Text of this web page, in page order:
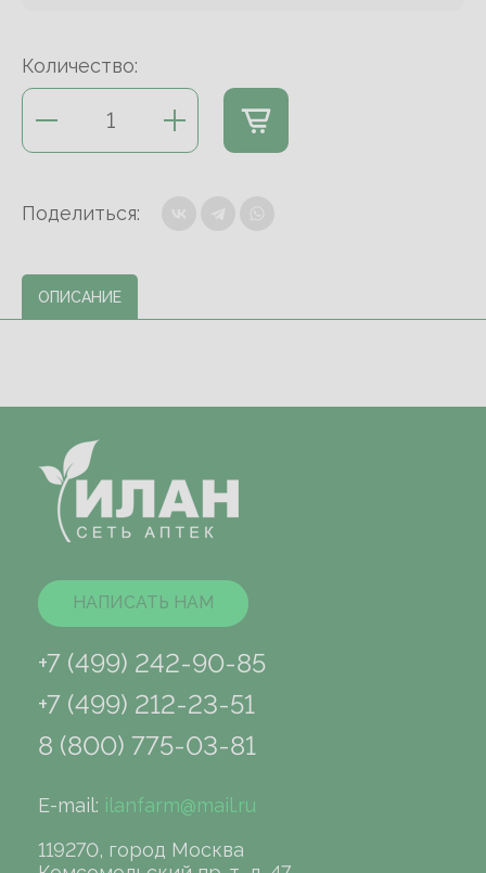
Количество:
Поделиться:
ОПИСАНИЕ
НАПИСАТЬ НАМ
+7 (499) 242-90-85
+7 (499) 212-23-51
8 (800) 775-03-81
E-mail: ilanfarm@mail.ru
119270, город Москва